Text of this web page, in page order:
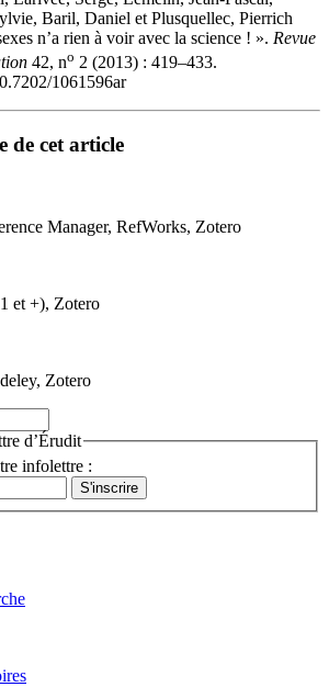
Baril, Daniel et Plusquellec, Pierrich
n’a rien à voir avec la science ! ». Revue
42, no 2 (2013) : 419–433.
1061596ar
de cet article
Manager, RefWorks, Zotero
et +), Zotero
Zotero
d’Érudit
infolettre :